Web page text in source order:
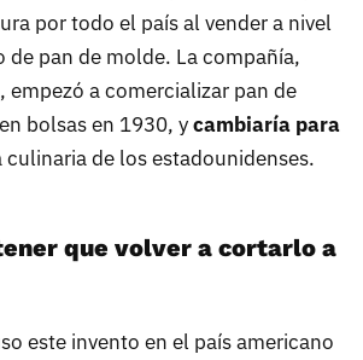
por todo el país al vender a nivel
de pan de molde. La compañía,
empezó a comercializar pan de
bolsas en 1930, ycambiaría para
culinaria de los estadounidenses.
que volver a cortarlo a
este invento en el país americano